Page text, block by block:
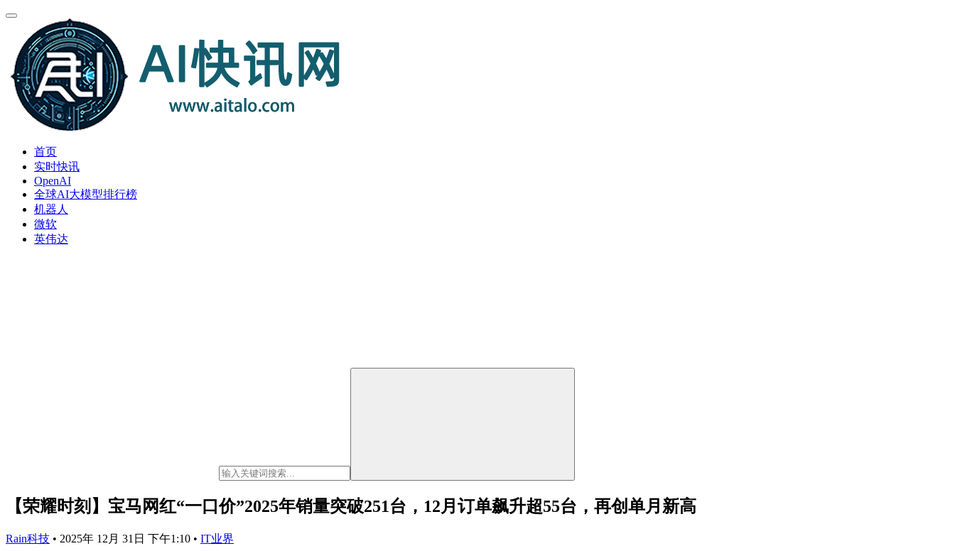
首页
实时快讯
OpenAI
全球AI大模型排行榜
机器人
微软
英伟达
【荣耀时刻】宝马网红“一口价”2025年销量突破251台，12月订单飙升超55台，再创单月新高
Rain科技 • 2025年 12月 31日 下午1:10 • IT业界